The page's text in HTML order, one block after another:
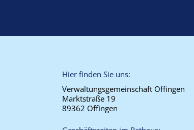
Hier finden Sie uns:
Verwaltungsgemeinschaft Offingen
Marktstraße 19
89362 Offingen